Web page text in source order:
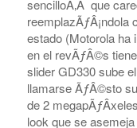
sencilloÃ‚Â que
reemplazÃƒÂ¡ndola
estado (Motorola ha
en el revÃƒÂ©s
slider GD330 sube
llamarse ÃƒÂ©sto
de 2
look que se